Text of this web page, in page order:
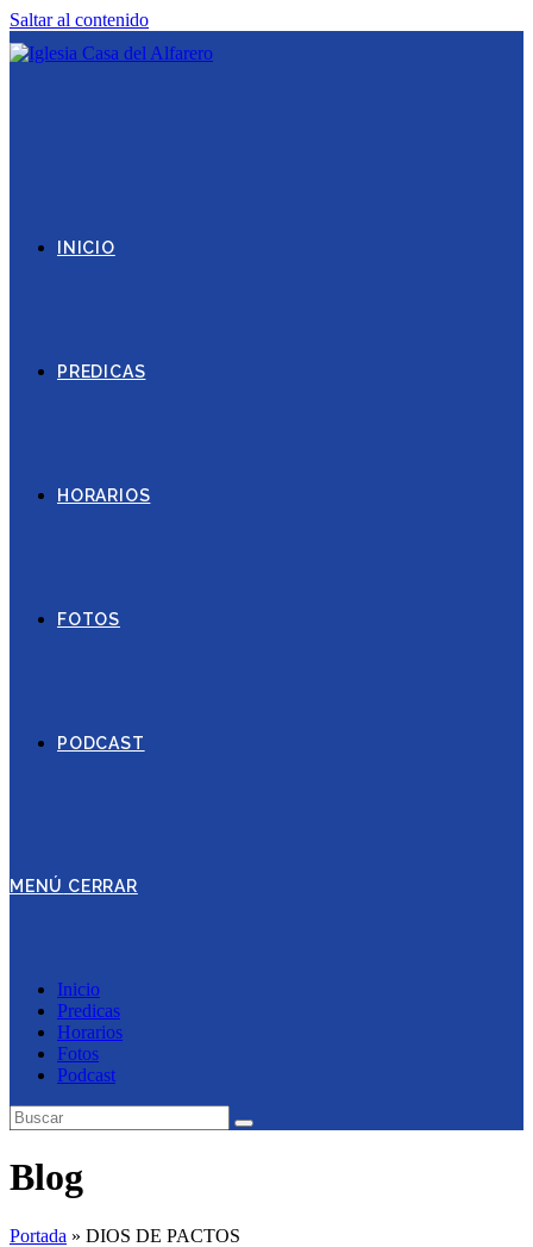
Saltar al contenido
INICIO
PREDICAS
HORARIOS
FOTOS
PODCAST
MENÚ CERRAR
Inicio
Predicas
Horarios
Fotos
Podcast
Blog
Portada » DIOS DE PACTOS